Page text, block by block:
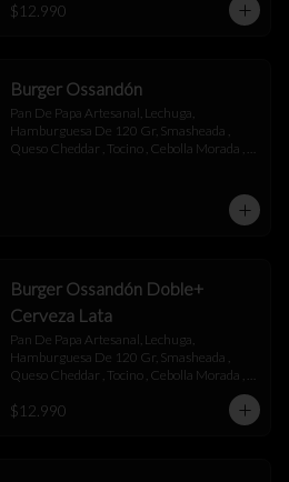
Champiñones Salteados , Toque De
$12.990
Burger Ossandón
Pan De Papa Artesanal, Lechuga,
Hamburguesa De 120 Gr, Smasheada ,
Queso Cheddar , Tocino , Cebolla Morada ,
Burger Ossandón Doble+
Cerveza Lata
Pan De Papa Artesanal, Lechuga,
Hamburguesa De 120 Gr, Smasheada ,
Queso Cheddar , Tocino , Cebolla Morada ,
$12.990